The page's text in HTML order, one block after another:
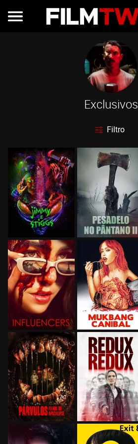
Exclusivos
Filtro